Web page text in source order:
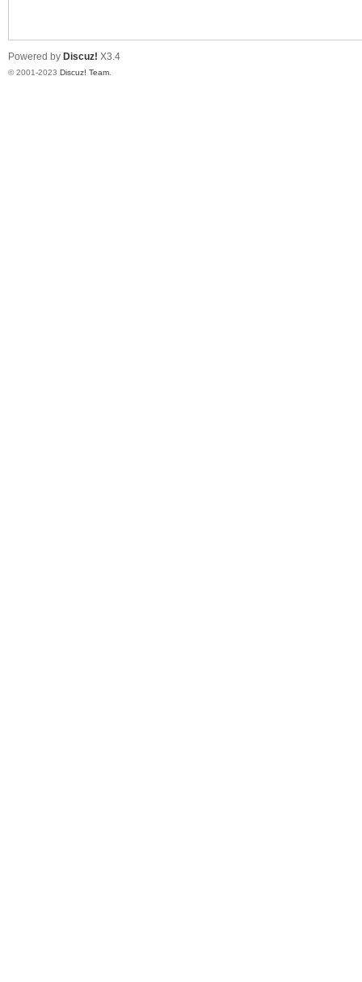
Powered by Discuz! X3.4
© 2001-2023 Discuz! Team